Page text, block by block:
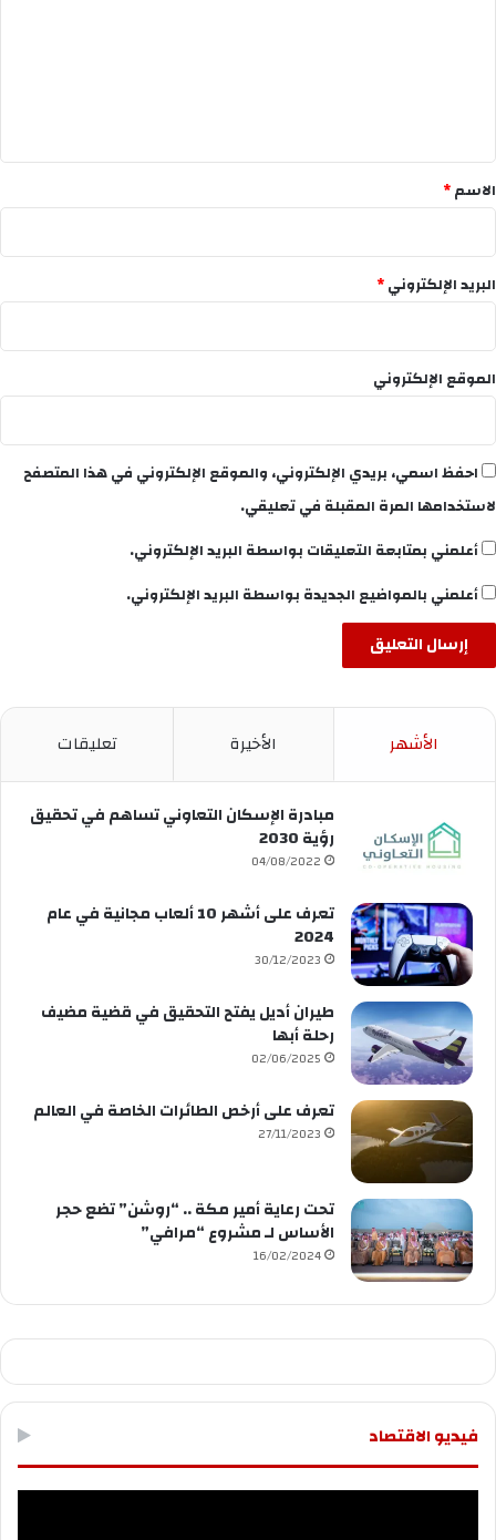
*
الاسم*
البريد الإلكتروني*
الموقع الإلكتروني
احفظ اسمي، بريدي الإلكتروني، والموقع الإلكتروني في هذا المتصفح
لاستخدامها المرة المقبلة في تعليقي.
أعلمني بمتابعة التعليقات بواسطة البريد الإلكتروني.
أعلمني بالمواضيع الجديدة بواسطة البريد الإلكتروني.
الأشهر الأخيرة تعليقات
مبادرة الإسكان التعاوني تساهم في تحقيق
رؤية 2030
04/08/2022
تعرف على أشهر 10 ألعاب مجانية في عام
2024
30/12/2023
طيران أديل يفتح التحقيق في قضية مضيف
رحلة أبها
02/06/2025
تعرف على أرخص الطائرات الخاصة في العالم
27/11/2023
تحت رعاية أمير مكة .. “روشن” تضع حجر
الأساس لـ مشروع “مرافي”
16/02/2024
فيديو الاقتصاد